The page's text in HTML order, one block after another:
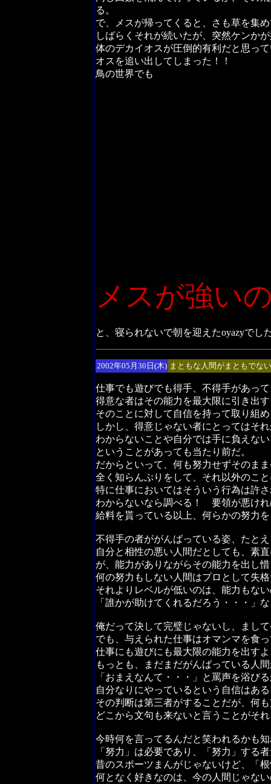
る。
で、メスが帰ってくると、さも草を集
しばらくそれが続いたが、突然ケンか
体のデカイオスが圧倒的有利だと思っ
オスを追い出してしまった！！
鳥の世界でも
メスが強い
と、寝られないで朝を迎えたoyazyでし
2002年05月30日(木) まともな人間がまともでな
仕事でも遊びでも得手、不得手があっ
得意な者はその能力を最大限に引き出
そのことに対して自信を持って取り組
しかし、得意じゃない者にとってはそ
わからないことや自分では手に負えな
ということがあっても当たり前だ。
だからといって、何も努力せずそのま
全く知らんぷりをして、それ以外のこ
特に仕事においてはそういう行為は許
わからないなら調べる！ 要領が悪け
給料を貰っている以上、何らかの努力
不得手の者ががんばっている姿、たと
自分と相性の悪い人間だとしても、素
が、能力がありながらその能力を出し
何の努力もしない人間はプロとして失
それよりレベルが低いのは、能力もな
「誰かが助けてくれるだろう・・・」
俺だって決して完璧じゃないし、まし
でも、与えられた仕事はオマンマを食
仕事にも遊びにも最大限の能力を出す
もっとも、まだまだがんばっている人
「おまえなんて・・・」と罵声を浴び
自分なりにやっているという自信はあ
その判断は第三者がすることだが、何
どこから文句も来ないと言うことがそ
今時何を言ってるんだと笑われるかも
「努力」は必要であり、「努力」する
昔のスポーツまんがじゃないけど、「
何となく好きなのは、今の人間じゃな